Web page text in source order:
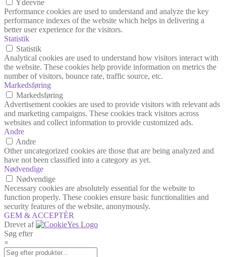
Ydeevne
Performance cookies are used to understand and analyze the key
performance indexes of the website which helps in delivering a
better user experience for the visitors.
Statistik
Statistik
Analytical cookies are used to understand how visitors interact with
the website. These cookies help provide information on metrics the
number of visitors, bounce rate, traffic source, etc.
Markedsføring
Markedsføring
Advertisement cookies are used to provide visitors with relevant ads
and marketing campaigns. These cookies track visitors across
websites and collect information to provide customized ads.
Andre
Andre
Other uncategorized cookies are those that are being analyzed and
have not been classified into a category as yet.
Nødvendige
Nødvendige
Necessary cookies are absolutely essential for the website to
function properly. These cookies ensure basic functionalities and
security features of the website, anonymously.
GEM & ACCEPTÈR
Drevet af
Søg efter
×